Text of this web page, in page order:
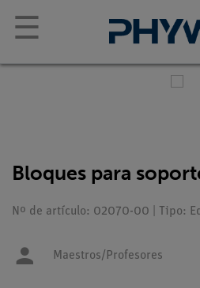
☰
Bloques para
Nº de artículo: 02070-00 | Tipo:
Maestros/Profesores